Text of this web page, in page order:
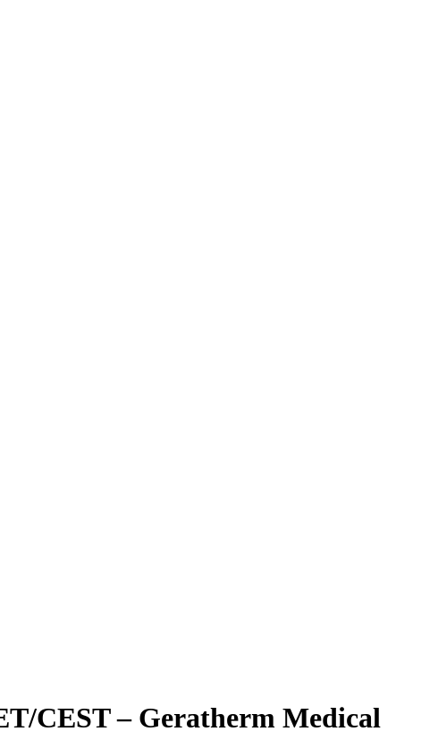
CEST – Geratherm Medical